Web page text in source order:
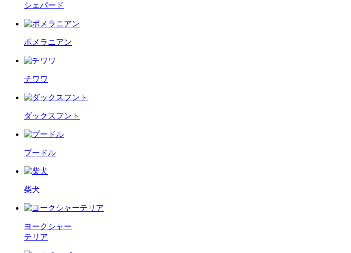
シェパード
ポメラニアン
チワワ
ダックスフント
プードル
柴犬
ヨークシャー
テリア